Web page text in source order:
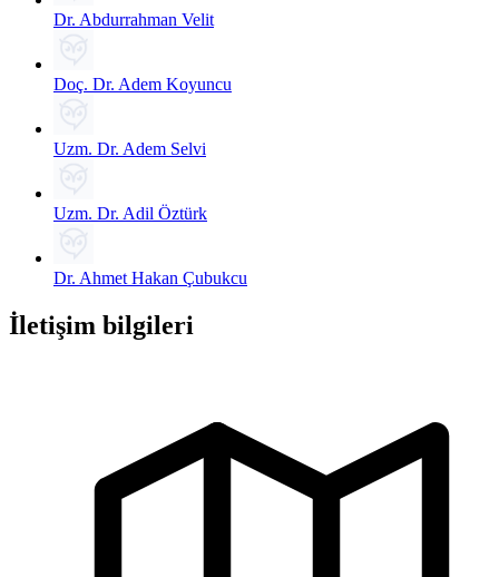
Dr. Abdurrahman Velit
Doç. Dr. Adem Koyuncu
Uzm. Dr. Adem Selvi
Uzm. Dr. Adil Öztürk
Dr. Ahmet Hakan Çubukcu
İletişim bilgileri